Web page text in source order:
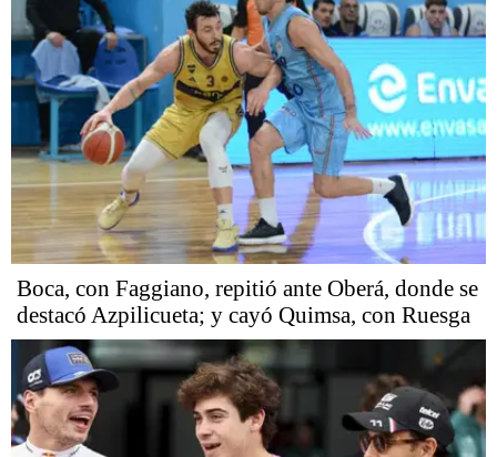
Boca, con Faggiano, repitió ante Oberá, donde se
destacó Azpilicueta; y cayó Quimsa, con Ruesga